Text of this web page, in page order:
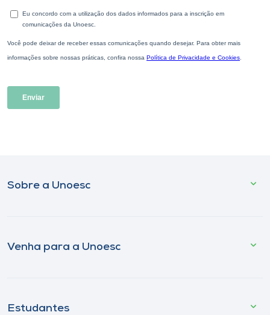
Sobre a Unoesc
Venha para a Unoesc
Estudantes